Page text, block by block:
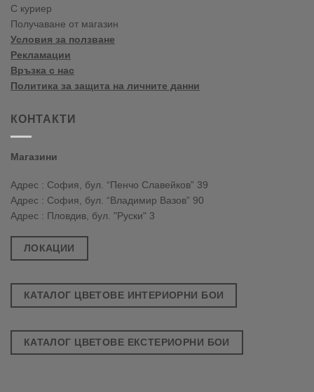
С куриер
Получаване от магазин
Условия за ползване
Рекламации
Връзка с нас
Политика за защита на личните данни
КОНТАКТИ
Магазини
Адрес : София, бул. “Пенчо Славейков” 39
Адрес : София, бул. “Владимир Вазов” 90
Адрес : Пловдив, бул. "Руски" 3
ЛОКАЦИИ
КАТАЛОГ ЦВЕТОВЕ ИНТЕРИОРНИ БОИ
КАТАЛОГ ЦВЕТОВЕ ЕКСТЕРИОРНИ БОИ